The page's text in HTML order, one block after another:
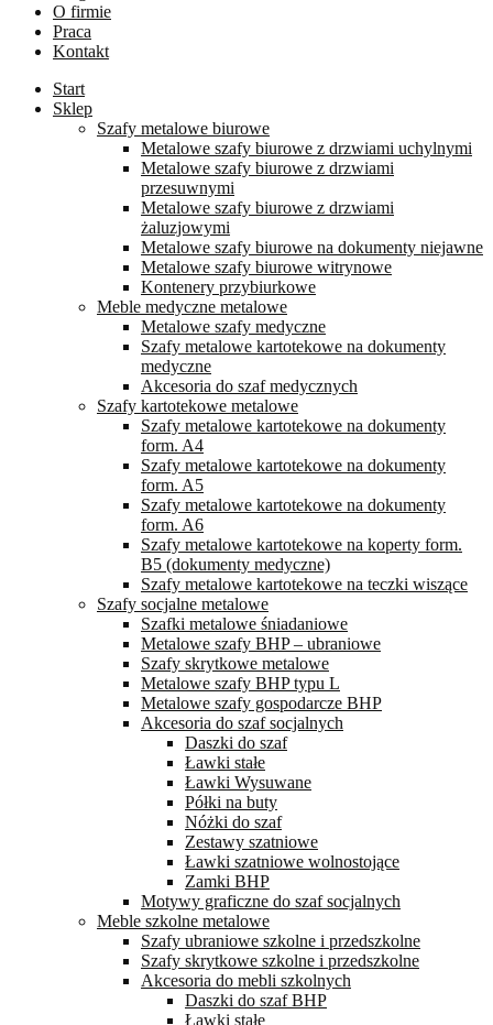
O firmie
Praca
Kontakt
Start
Sklep
Szafy metalowe biurowe
Metalowe szafy biurowe z drzwiami uchylnymi
Metalowe szafy biurowe z drzwiami
przesuwnymi
Metalowe szafy biurowe z drzwiami
żaluzjowymi
Metalowe szafy biurowe na dokumenty niejawne
Metalowe szafy biurowe witrynowe
Kontenery przybiurkowe
Meble medyczne metalowe
Metalowe szafy medyczne
Szafy metalowe kartotekowe na dokumenty
medyczne
Akcesoria do szaf medycznych
Szafy kartotekowe metalowe
Szafy metalowe kartotekowe na dokumenty
form. A4
Szafy metalowe kartotekowe na dokumenty
form. A5
Szafy metalowe kartotekowe na dokumenty
form. A6
Szafy metalowe kartotekowe na koperty form.
B5 (dokumenty medyczne)
Szafy metalowe kartotekowe na teczki wiszące
Szafy socjalne metalowe
Szafki metalowe śniadaniowe
Metalowe szafy BHP – ubraniowe
Szafy skrytkowe metalowe
Metalowe szafy BHP typu L
Metalowe szafy gospodarcze BHP
Akcesoria do szaf socjalnych
Daszki do szaf
Ławki stałe
Ławki Wysuwane
Półki na buty
Nóżki do szaf
Zestawy szatniowe
Ławki szatniowe wolnostojące
Zamki BHP
Motywy graficzne do szaf socjalnych
Meble szkolne metalowe
Szafy ubraniowe szkolne i przedszkolne
Szafy skrytkowe szkolne i przedszkolne
Akcesoria do mebli szkolnych
Daszki do szaf BHP
Ławki stałe